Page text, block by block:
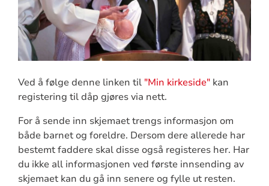
Ved å følge denne linken til "Min kirkeside"kan
registering til dåp gjøres via nett.
For å sende inn skjemaet trengs informasjon om
både barnet og foreldre. Dersom dere allerede har
bestemt faddere skal disse også registeres her. Har
du ikke all informasjonen ved første innsending av
skjemaet kan du gå inn senere og fylle ut resten.